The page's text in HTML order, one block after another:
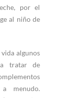
por el
al niño de
algunos
tratar de
menudo.